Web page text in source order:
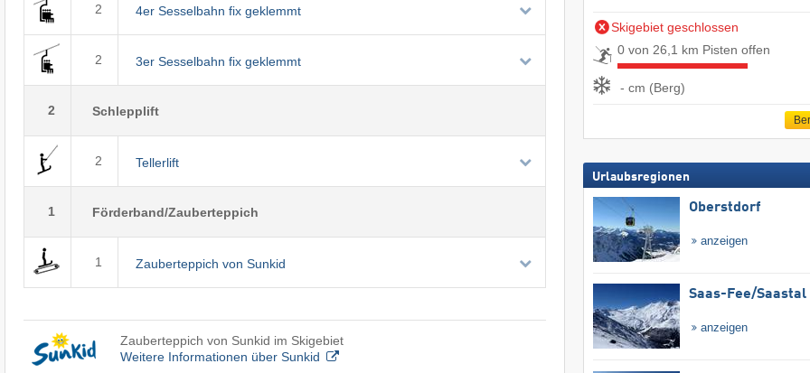
2 4er Sesselbahn fix geklemmt
2 3er Sesselbahn fix geklemmt
2 Schlepplift
2 Tellerlift
1 Förderband/Zauberteppich
1 Zauberteppich von Sunkid
Zauberteppich von Sunkid im Skigebiet
Weitere Informationen über Sunkid
Skigebiet geschlossen
0 von 26,1 km Pisten offen
- cm (Berg)
Urlaubsregionen
Oberstdorf
anzeigen
Saas-Fee/​Saastal
anzeigen